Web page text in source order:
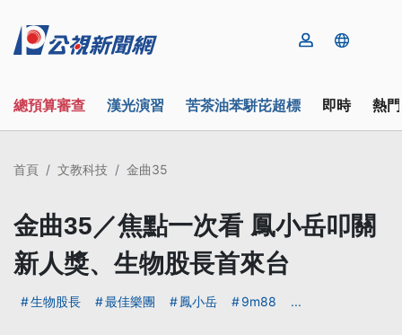
總預算審查 漢光演習 苦茶油苯駢芘超標 即時 熱
首頁 文教科技 金曲35
金曲35／焦點一次看 鳳小岳叩關
新人獎、生物股長首來台
生物股長 最佳樂團 鳳小岳 9m88 ...